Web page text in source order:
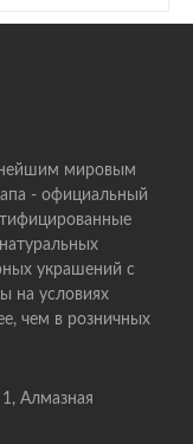
мировым
- официальный
украшений с
на условиях
чем в розничных
Алмазная